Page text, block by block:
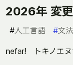
2026年 変
#人工言語 #文法
nefar! トキノエヌ